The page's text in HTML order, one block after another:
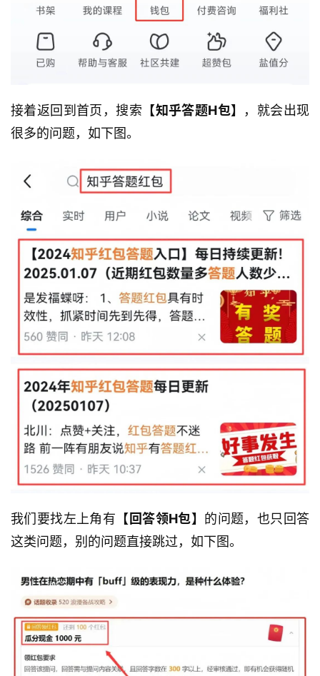
接着返回到首页，搜索 【知乎答题H包】
，就会出现
很多的问题，如下图。
我们要找左上角有 【回答领H包】 的问题，也只回答
这类问题，别的问题直接跳过，如下图。